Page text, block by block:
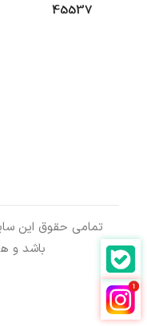
45537
تمامی حقوق این
باشد و